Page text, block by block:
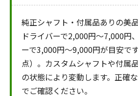
純正シャフト・付属品ありの美
ドライバーで2,000円〜7,000円
ーで3,000円〜9,000円が目安で
点）。カスタムシャフトや付属
の状態により変動します。正確
でご確認ください。